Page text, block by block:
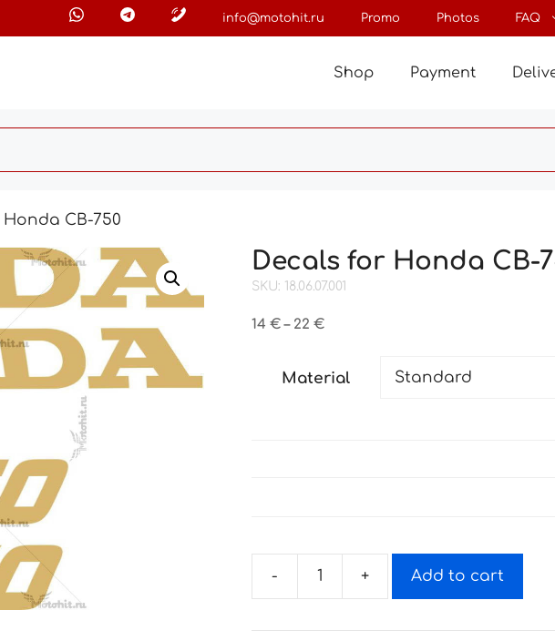
info@motohit.ru Promo Photos FAQ
Shop Payment
CB-750
Decals for Honda CB-
SKU: 18.06.07.001
14€ – 22€Price
through
Material
Honda
Add to cart